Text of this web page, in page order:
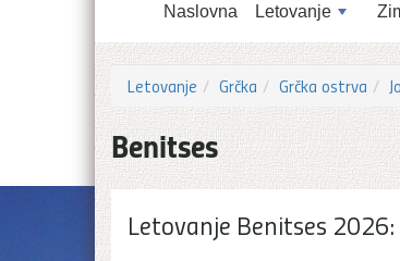
Naslovna Letovanje
Letovanje Grčka Grčka ostrva
Benitses
Letovanje Benitses